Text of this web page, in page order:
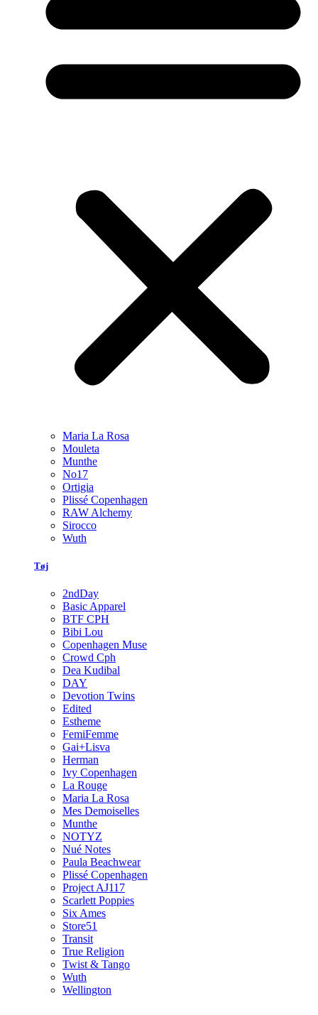
Maria La Rosa
Mouleta
Munthe
No17
Ortigia
Plissé Copenhagen
RAW Alchemy
Sirocco
Wuth
Tøj
2ndDay
Basic Apparel
BTF CPH
Bibi Lou
Copenhagen Muse
Crowd Cph
Dea Kudibal
DAY
Devotion Twins
Edited
Estheme
FemiFemme
Gai+Lisva
Herman
Ivy Copenhagen
La Rouge
Maria La Rosa
Mes Demoiselles
Munthe
NOTYZ
Nué Notes
Paula Beachwear
Plissé Copenhagen
Project AJ117
Scarlett Poppies
Six Ames
Store51
Transit
True Religion
Twist & Tango
Wuth
Wellington